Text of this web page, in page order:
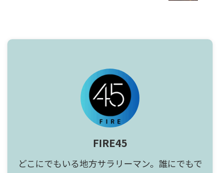
FIRE45
どこにでもいる地方サラリーマン。誰にでもで